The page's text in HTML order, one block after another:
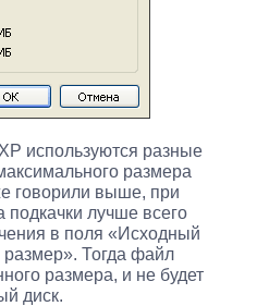
используются разные
размера
говорили выше, при
лучше всего
в поля «Исходный
Тогда файл
размера, и не будет
диск.